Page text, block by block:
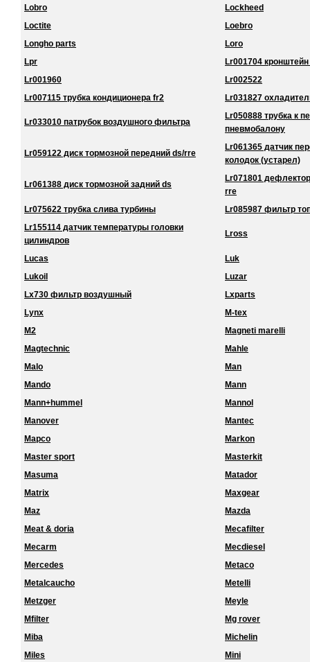
Lobro
Lockheed
Loctite
Loebro
Longho parts
Loro
Lpr
Lr001704
Lr001960
Lr002522
Lr007115 трубка кондиционера fr2
Lr031827
Lr033010 патрубок воздушного фильтра
Lr050888 трубка к
пневмобалону
Lr059122 диск тормозной передний ds/rre
Lr061365 датчик
колодок (устарел)
Lr061388 диск тормозной задний ds
Lr071801
rre
Lr075622 трубка слива турбины
Lr085987 фильтр
Lr155114 датчик температуры головки
цилиндров
Lross
Lucas
Luk
Lukoil
Luzar
Lx730 фильтр воздушный
Lxparts
Lynx
M-tex
M2
Magneti marelli
Magtechnic
Mahle
Malo
Man
Mando
Mann
Mann+hummel
Mannol
Manover
Mantec
Mapco
Markon
Master sport
Masterkit
Masuma
Matador
Matrix
Maxgear
Maz
Mazda
Meat & doria
Mecafilter
Mecarm
Mecdiesel
Mercedes
Metaco
Metalcaucho
Metelli
Metzger
Meyle
Mfilter
Mg rover
Miba
Michelin
Miles
Mini